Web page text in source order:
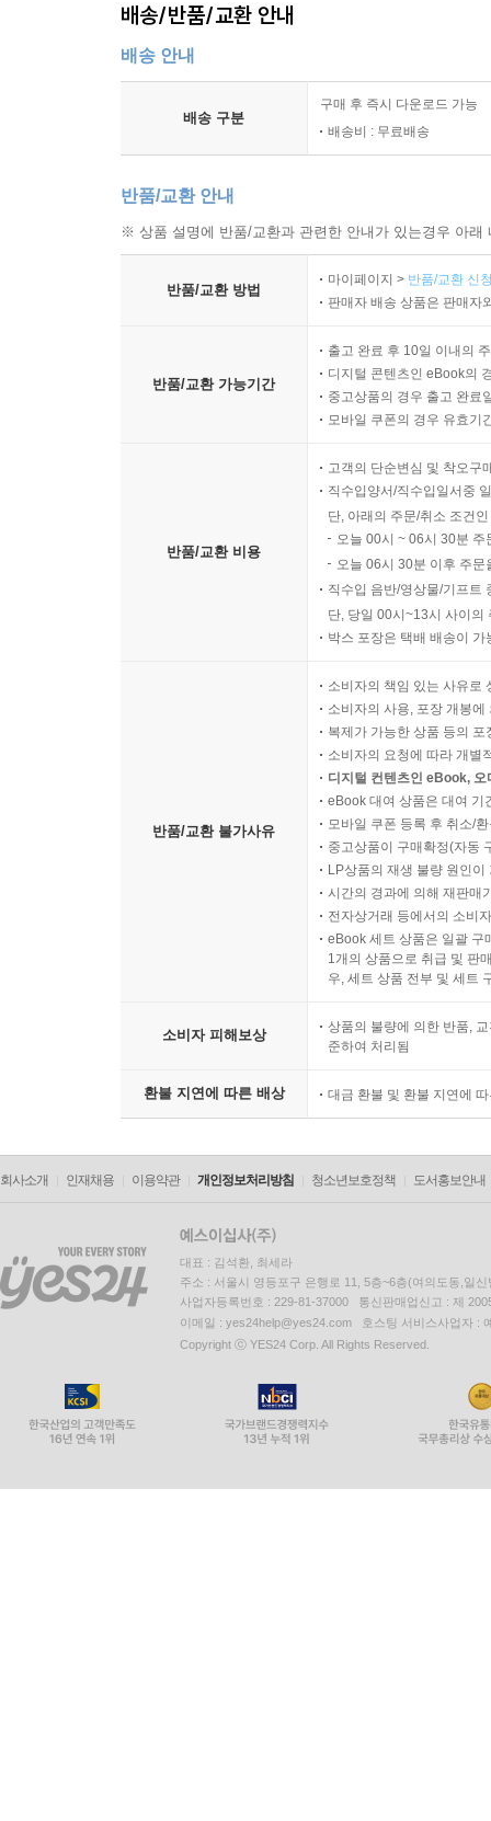
배송/반품/교환 안내
배송 안내
배송 구분
구매 후 즉시 다운로드 가능
배송비 : 무료배송
반품/교환 안내
※ 상품 설명에 반품/교환과 관련한 안내가 있는경우 아
반품/교환 방법
마이페이지 > 반품/교환 신
판매자 배송 상품은 판매자
반품/교환 가능기간
출고 완료 후 10일 이내의
디지털 콘텐츠인 eBook의
중고상품의 경우 출고 완료
모바일 쿠폰의 경우 유효기
반품/교환 비용
고객의 단순변심 및 착오구
직수입양서/직수입일서중
단, 아래의 주문/취소 조건
오늘 00시 ~ 06시 30분
오늘 06시 30분 이후 주
직수입 음반/영상물/기프트
단, 당일 00시~13시 사이의
박스 포장은 택배 배송이
반품/교환 불가사유
소비자의 책임 있는 사유로
소비자의 사용, 포장 개봉
복제가 가능한 상품 등의
소비자의 요청에 따라 개별
디지털 컨텐츠인 eBook,
eBook 대여 상품은 대여 기
모바일 쿠폰 등록 후 취소/
중고상품이 구매확정(자동
LP상품의 재생 불량 원인
시간의 경과에 의해 재판매
전자상거래 등에서의 소비
eBook 세트 상품은 일괄 구
1개의 상품으로 취급 및 판
우, 세트 상품 전부 및 세트
소비자 피해보상
상품의 불량에 의한 반품,
준하여 처리됨
환불 지연에 따른 배상 대금 환불 및 환불 지연에
회사소개 인재채용 이용약관 개인정보처리방침 청소년보호정책 도서홍보안내
대표 : 김석환, 최세라
주소 : 서울시 영등포구 은행로 11, 5층~6층(여의도동,일신
사업자등록번호 : 229-81-37000 통신판매업신고 : 제
이메일 : yes24help@yes24.com 호스팅 서비스사업자 :
Copyright ⓒ YES24 Corp. All Rights Reserved.